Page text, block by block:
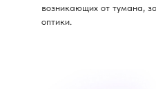
возникающих от тумана,
оптики.